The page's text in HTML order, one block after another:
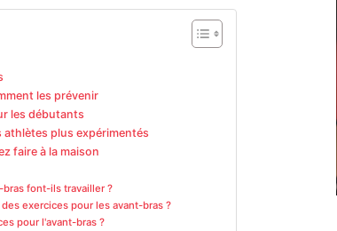
les prévenir
les débutants
athlètes plus expérimentés
faire à la maison
font-ils travailler ?
exercices pour les avant-bras ?
pour l'avant-bras ?